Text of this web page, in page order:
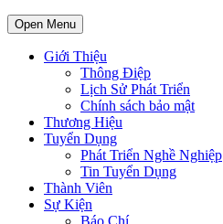
Open Menu
Giới Thiệu
Thông Điệp
Lịch Sử Phát Triển
Chính sách bảo mật
Thương Hiệu
Tuyển Dụng
Phát Triển Nghề Nghiệp
Tin Tuyển Dụng
Thành Viên
Sự Kiện
Báo Chí